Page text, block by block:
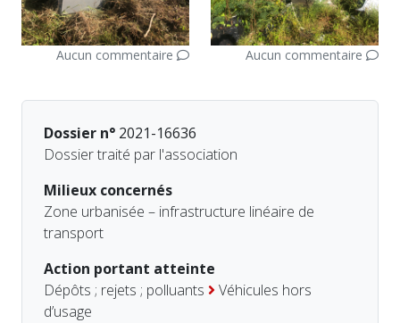
Aucun commentaire Aucun commentaire
Dossier n° 2021-16636
Dossier traité par l'association
Milieux concernés
Zone urbanisée – infrastructure linéaire de
transport
Action portant atteinte
Dépôts ; rejets ; polluants
Véhicules hors
d’usage